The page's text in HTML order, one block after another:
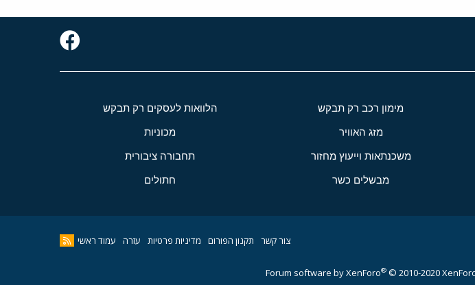
מימון רכב רק תבקש הלוואות לעסקים רק תבקש
מזג האוויר מכוניות
משכנתאות וייעוץ מחזור תחבורה ציבורית
מבשלים כשר חתולים
צור קשר תקנון הפורום מדיניות פרטיות עזרה עמוד ראשי
Forum software by XenForo® © 2010-2020